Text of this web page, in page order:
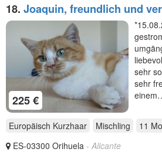
18. Joaquin, freundlich und
sich ein Für-Immer-Zuhause
225 €
sehr
sehr
Europäisch Kurzhaar Mischling 11
ES-03300 Orihuela - Alicante